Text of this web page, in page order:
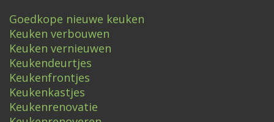
Goedkope nieuwe keuken
Keuken verbouwen
Keuken vernieuwen
Keukendeurtjes
Keukenfrontjes
Keukenkastjes
Keukenrenovatie